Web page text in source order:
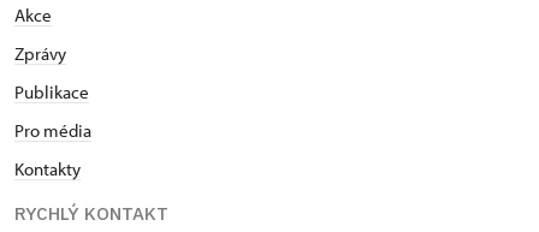
Akce
Zprávy
Publikace
Pro média
Kontakty
RYCHLÝ KONTAKT